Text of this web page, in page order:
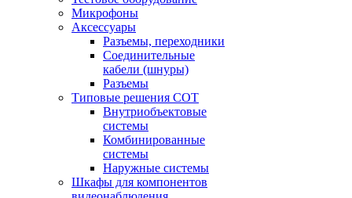
Микрофоны
Аксессуары
Разъемы, переходники
Соединительные
кабели (шнуры)
Разъемы
Типовые решения СОТ
Внутриобъектовые
системы
Комбинированные
системы
Наружные системы
Шкафы для компонентов